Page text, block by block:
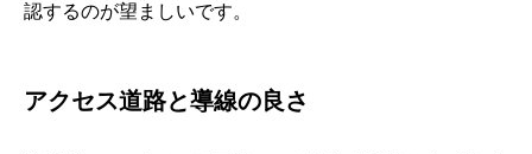
認するのが望ましいです。
アクセス道路と導線の良さ